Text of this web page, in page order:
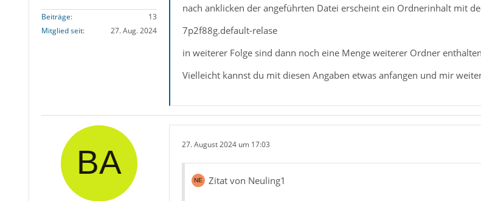
Beiträge
13
Mitglied seit
27. Aug. 2024
nach anklicken der angeführten Datei erscheint ein Ordnerinhalt mit
7p2f88g.default-relase
in weiterer Folge sind dann noch eine Menge weiterer Ordner
Vielleicht kannst du mit diesen Angaben etwas anfangen und mir
27. August 2024 um 17:03
Zitat von Neuling1